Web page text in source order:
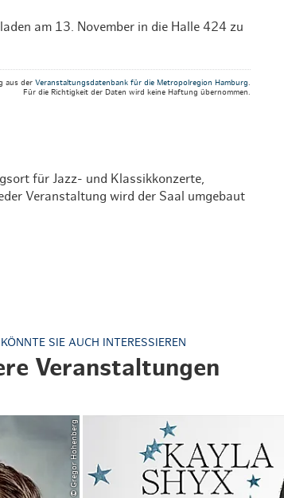
am 13. November in die Halle 424 zu
aus der Veranstaltungsdatenbank für die Metropolregion Hamburg
Für die Richtigkeit der Daten wird keine Haftung übernommen.
für Jazz- und Klassikkonzerte,
Veranstaltung wird der Saal umgebaut
SIE AUCH INTERESSIEREN
Veranstaltungen
© Gregor Hohenberg